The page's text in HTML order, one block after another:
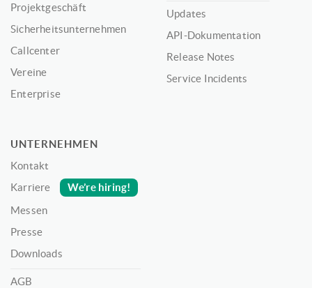
Projektgeschäft
Sicherheitsunternehmen
Callcenter
Vereine
Enterprise
Updates
API-Dokumentation
Release Notes
Service Incidents
UNTERNEHMEN
Kontakt
Karriere
We’re hiring!
Messen
Presse
Downloads
AGB